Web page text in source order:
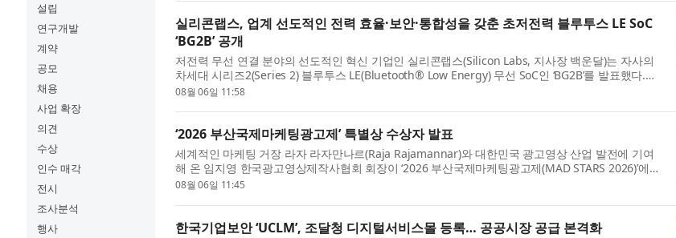
설립
연구개발
계약
공모
채용
사업 확장
의견
수상
인수 매각
전시
조사분석
행사
실리콘랩스, 업계 선도적인 전력 효율·보안·통합성을 갖춘 초저전력 블루투스 LE SoC
‘BG2B’ 공개
저전력 무선 연결 분야의 선도적인 혁신 기업인 실리콘랩스(Silicon Labs, 지사장 백운달)는 자사의
차세대 시리즈2(Series 2) 블루투스 LE(Bluetooth® Low Energy) 무선 SoC인 ‘BG2B’를 발표했다.
BG2B는 업계 최고 수준의 전력 효율, 보안 및 통합성을 제공함으로...
08월 06일 11:58
‘2026 부산국제마케팅광고제’ 특별상 수상자 발표
세계적인 마케팅 거장 라자 라자만나르(Raja Rajamannar)와 대한민국 광고영상 산업 발전에 기여
해 온 임지영 한국광고영상제작사협회 회장이 ‘2026 부산국제마케팅광고제(MAD STARS 2026)’에서
특별상을 수상한다. 부산국제마케팅광고제(이하 MAD STARS)는 매년 혁...
08월 06일 11:45
한국기업보안 ‘UCLM’, 조달청 디지털서비스몰 등록… 공공시장 공급 본격화